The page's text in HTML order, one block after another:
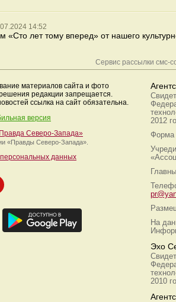
14:52
«Сто лет тому вперед» от нашего
Сервис рассылки смс-
материалов сайта и фото
редакции запрещается.
ссылка на сайт обязательна.
версия
Северо-Запада»
«Правды Северо-Запада».
данных
2012
Форма
На
Эхо
2010